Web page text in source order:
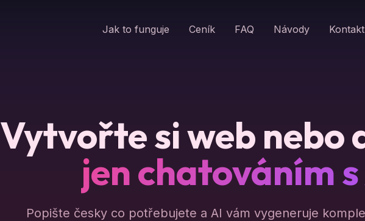
Jak to funguje Ceník FAQ Návody Kontakt
Vytvořte si web nebo
jen chatováním s
Popište česky co potřebujete a AI vám vygeneruje